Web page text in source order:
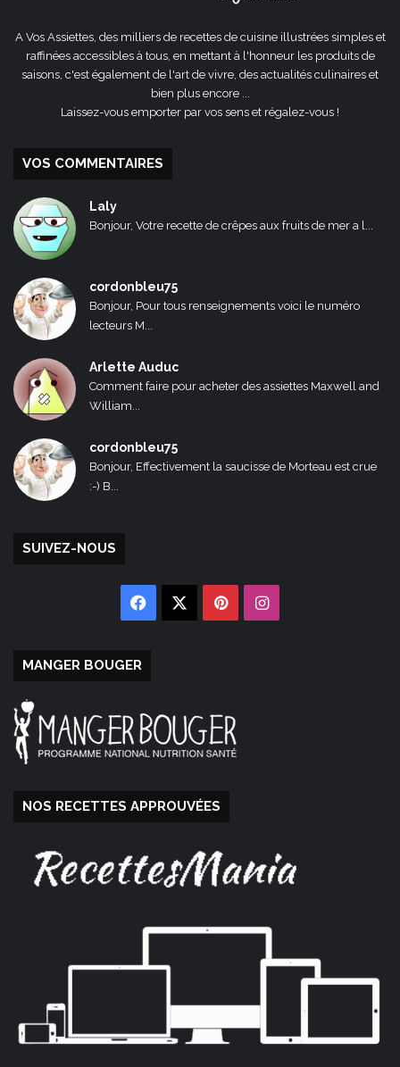
A Vos Assiettes, des milliers de recettes de cuisine illustrées simples et
raffinées accessibles à tous, en mettant à l'honneur les produits de
saisons, c'est également de l'art de vivre, des actualités culinaires et
bien plus encore ...
Laissez-vous emporter par vos sens et régalez-vous !
VOS COMMENTAIRES
Laly
Bonjour, Votre recette de crêpes aux fruits de mer a l...
cordonbleu75
Bonjour, Pour tous renseignements voici le numéro
lecteurs M...
Arlette Auduc
Comment faire pour acheter des assiettes Maxwell and
William...
cordonbleu75
Bonjour, Effectivement la saucisse de Morteau est crue
:-) B...
SUIVEZ-NOUS
Facebook PinterestInstagram
MANGER BOUGER
NOS RECETTES APPROUVÉES